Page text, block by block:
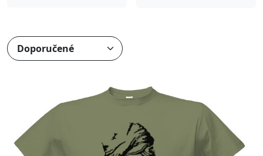
Přizpůsobitelný motiv